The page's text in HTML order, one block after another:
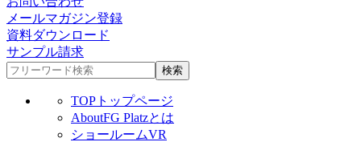
メールマガジン登録
資料ダウンロード
サンプル請求
TOP トップページ
AboutFG Platzとは
ショールームVR